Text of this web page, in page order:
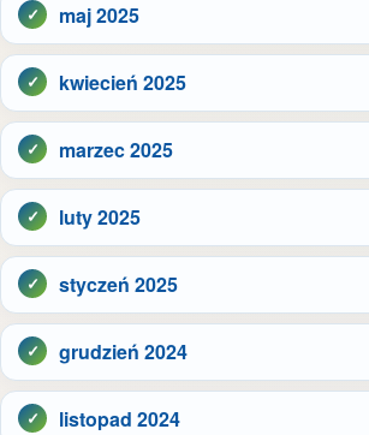
maj 2025
kwiecień 2025
marzec 2025
luty 2025
styczeń 2025
grudzień 2024
listopad 2024